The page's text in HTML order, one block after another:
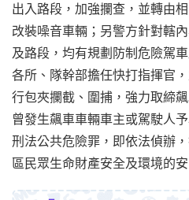
出入路段，加強攔查，並轉由
改裝噪音車輛；另警方針對轄
及路段，均有規劃防制危險駕
各所、隊幹部擔任快打指揮官
行包夾攔截、圍捕，強力取締
曾發生飆車車輛車主或駕駛人
刑法公共危險罪，即依法偵辦
區民眾生命財產安全及環境的安